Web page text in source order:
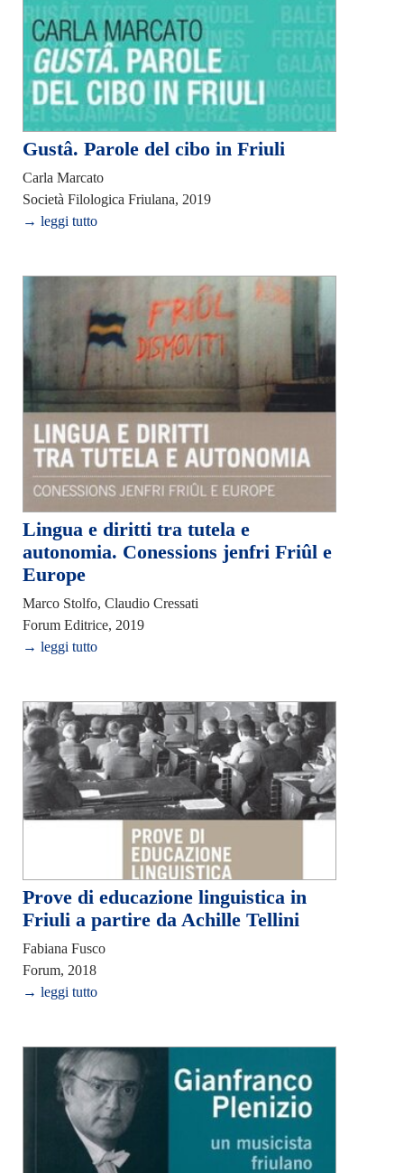
Gustâ. Parole del cibo in Friuli
Carla Marcato
Società Filologica Friulana, 2019
→ leggi tutto
Lingua e diritti tra tutela e
autonomia. Conessions jenfri Friûl e
Europe
Marco Stolfo, Claudio Cressati
Forum Editrice, 2019
→ leggi tutto
Prove di educazione linguistica in
Friuli a partire da Achille Tellini
Fabiana Fusco
Forum, 2018
→ leggi tutto